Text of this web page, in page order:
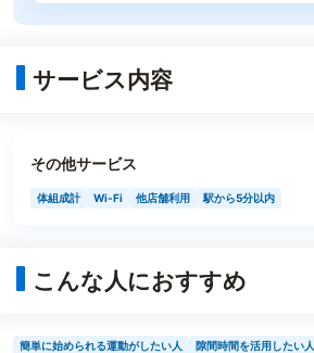
サービス内容
その他サービス
体組成計 Wi-Fi 他店舗利用 駅から5分以内
こんな人におすすめ
簡単に始められる運動がしたい人
隙間時間を活用したい人